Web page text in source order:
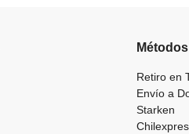
Retiro en
Envío a
Starken